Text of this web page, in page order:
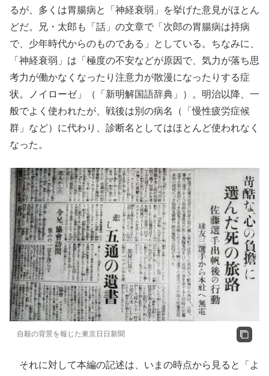
るが、多くは胃腸病と「神経衰弱」を挙げた意見がほとん
どだ。兄・太郎も「話」の文章で「次郎の胃腸病は持病
で、少年時代からのものである」としている。ちなみに、
「神経衰弱」は「極度の不安などが原因で、気力が落ち思
考力が働かなくなったり注意力が散漫になったりする症
状。ノイローゼ」（「新明解国語辞典」）。明治以降、一
般でよく使われたが、戦後は別の病名（「慢性疲労症候
群」など）に代わり、診断名としてはほとんど使われなく
なった。
自殺の背景を報じた東京日日新聞
それに対して本編の記述は、いまの時点から見ると「よ